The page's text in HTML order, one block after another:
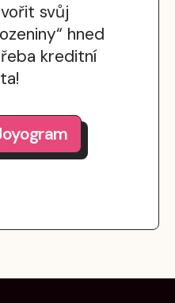
svůj
hned
kreditní